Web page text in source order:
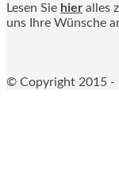
Lesen Sie hier alles
uns Ihre Wünsche
© Copyright 2015 -